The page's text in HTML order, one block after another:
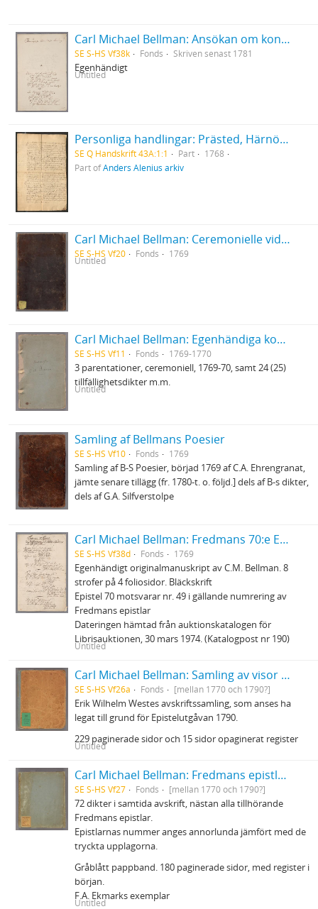
Carl Michael Bellman: Ansökan om konfirmationsfullmakt på sekreterarebeställningen i Nummerlotteriet
SE S-HS Vf38k Fonds Skriven senast 1781
Egenhändigt
Untitled
Personliga handlingar: Prästed, Härnösand 1768
SE Q Handskrift 43A:1:1 Part
1768
Part ofAnders Alenius arkiv
Carl Michael Bellman: Ceremonielle vid Parentation i Riddar-Capittlet af de Två Förgyllta Svinen, hållen öfver Bränvinsbrännaren och Ridd. Lundholm d.15 Okt.1769 af Ordensparentatorn... Janke Jensen
SE S-HS Vf20 Fonds 1769
Untitled
Carl Michael Bellman: Egenhändiga koncepter
SE S-HS Vf11 Fonds 1769-1770
3 parentationer, ceremoniell, 1769-70, samt 24 (25)
tillfällighetsdikter m.m.
Untitled
Samling af Bellmans Poesier
SE S-HS Vf10 Fonds 1769
Samling af B-S Poesier, börjad 1769 af C.A. Ehrengranat,
jämte senare tillägg (fr. 1780-t. o. följd.] dels af B-s dikter,
dels af G.A. Silfverstolpe
Carl Michael Bellman: Fredmans 70:e Epistel. Om landstigningen wid Klubben i Mälarn en höst-afton 1769
SE S-HS Vf38d Fonds 1769
Egenhändigt originalmanuskript av C.M. Bellman. 8
strofer på 4 foliosidor. Bläckskrift
Epistel 70 motsvarar nr. 49 i gällande numrering av
Fredmans epistlar
Dateringen hämtad från auktionskatalogen för
Librisauktionen, 30 mars 1974. (Katalogpost nr 190)
Untitled
Carl Michael Bellman: Samling av visor och mindre poemer
SE S-HS Vf26a Fonds [mellan 1770 och 1790?]
Erik Wilhelm Westes avskriftssamling, som anses ha
legat till grund för Epistelutgåvan 1790.
229 paginerade sidor och 15 sidor opaginerat register
Untitled
Carl Michael Bellman: Fredmans epistlar m.m.
SE S-HS Vf27 Fonds [mellan 1770 och 1790?]
72 dikter i samtida avskrift, nästan alla tillhörande
Fredmans epistlar.
Epistlarnas nummer anges annorlunda jämfört med de
tryckta upplagorna.
Gråblått pappband. 180 paginerade sidor, med register i
början.
F.A. Ekmarks exemplar
Untitled